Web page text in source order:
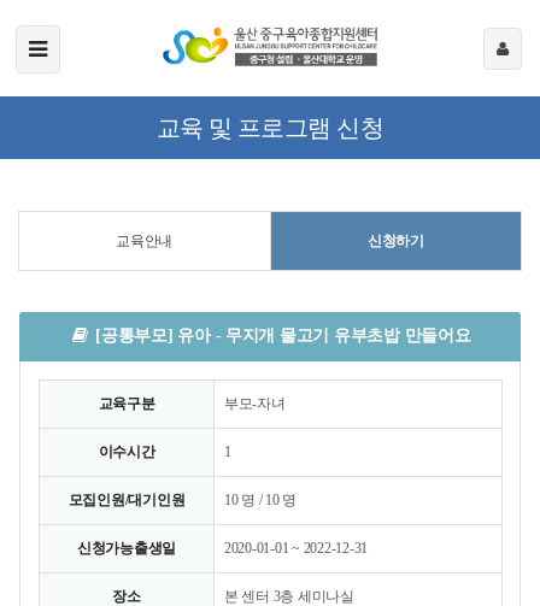
교육 및 프로그램 신청
교육안내 신청하기
[공통부모] 유아 - 무지개 물고기 유부초밥 만들어요
교육구분 부모-자녀
이수시간 1
모집인원/대기인원 10 명 / 10 명
신청가능출생일 2020-01-01 ~ 2022-12-31
장소 본 센터 3층 세미나실